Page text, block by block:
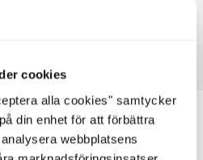
cookies
alla cookies" samtycker
din enhet för att förbättra
webbplatsens
tränare som kan